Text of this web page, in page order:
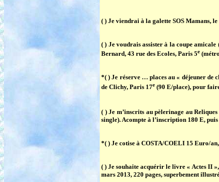
( ) Je viendrai à la galette SOS Mamans, le
( ) Je voudrais assister à la coupe amicale
Bernard, 43 rue des Ecoles, Paris 5e
*( ) Je réserve … placesau « déjeuner de
de Clichy, Paris 17e (90 E/place), pour
( ) Je m’inscrits aupèlerinage au
single). Acompte à l’inscription 180 E,
*( ) Je cotise à COSTA/COELI 15 Euro/
( ) Je souhaite acquérir le livre « Actes II
mars 2013, 220 pages, superbement